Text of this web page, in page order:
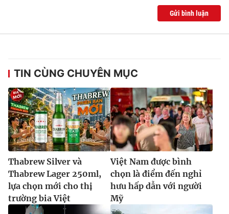
Gửi bình luận
TIN CÙNG CHUYÊN MỤC
Thabrew Silver và
Thabrew Lager 250ml,
lựa chọn mới cho thị
trường bia Việt
Việt Nam được bình
chọn là điểm đến nghỉ
hưu hấp dẫn với người
Mỹ